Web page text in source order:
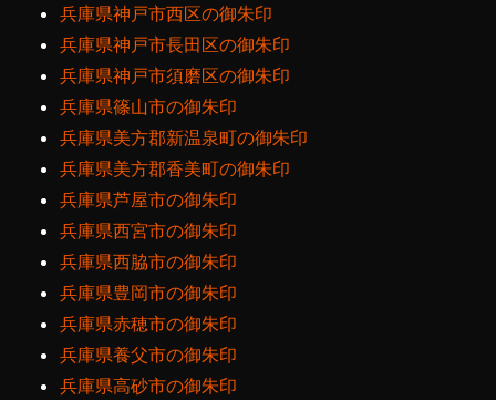
兵庫県神戸市西区の御朱印
兵庫県神戸市長田区の御朱印
兵庫県神戸市須磨区の御朱印
兵庫県篠山市の御朱印
兵庫県美方郡新温泉町の御朱印
兵庫県美方郡香美町の御朱印
兵庫県芦屋市の御朱印
兵庫県西宮市の御朱印
兵庫県西脇市の御朱印
兵庫県豊岡市の御朱印
兵庫県赤穂市の御朱印
兵庫県養父市の御朱印
兵庫県高砂市の御朱印